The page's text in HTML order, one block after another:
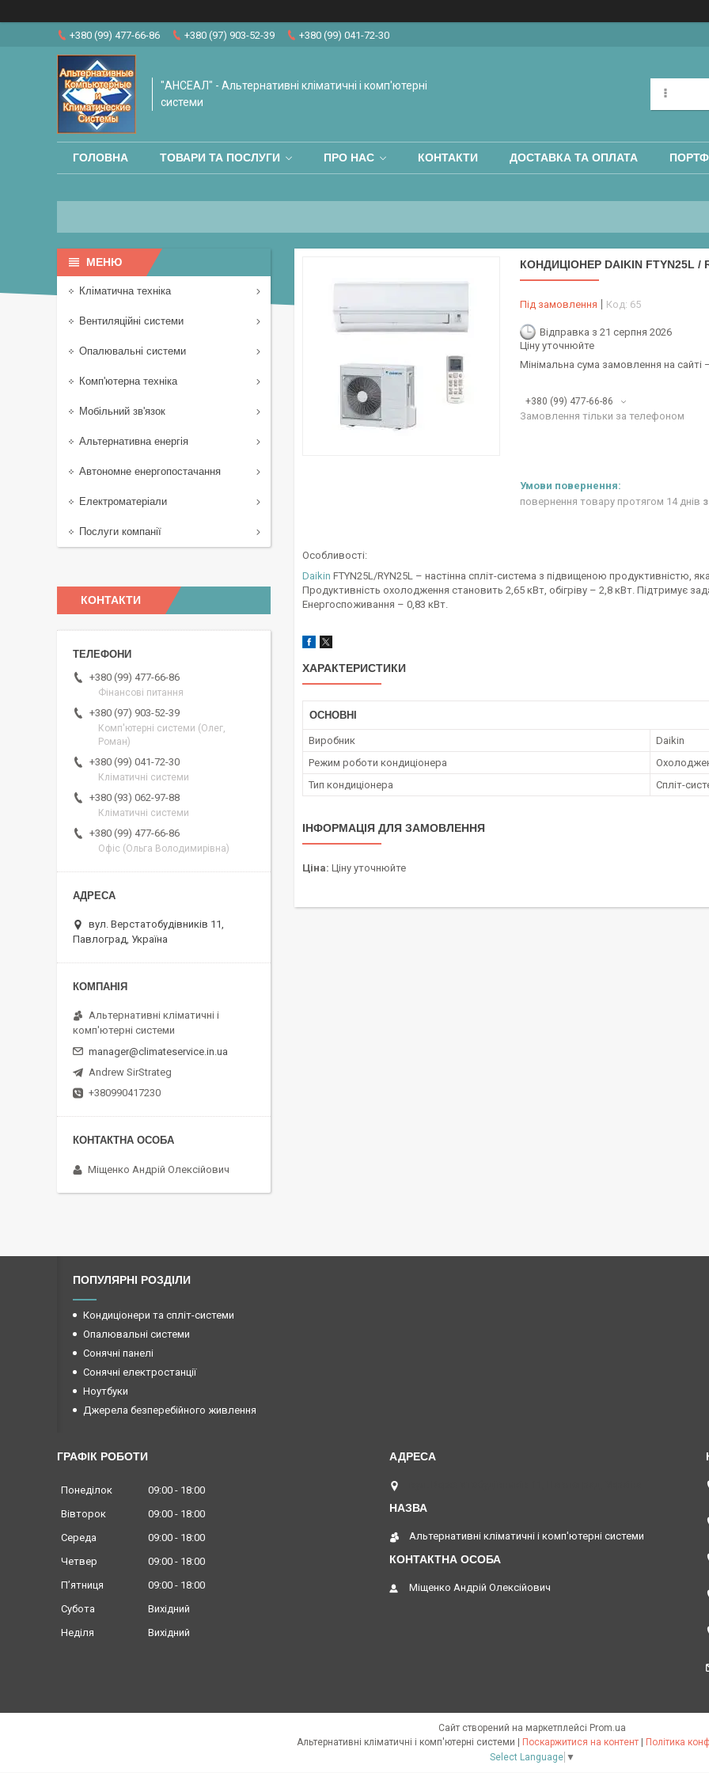
+380 (99) 477-66-86 +380 (97) 903-52-39 +380 (99) 041-72-30
"АНСЕАЛ" - Альтернативні кліматичні і комп'ютерні
системи
ГОЛОВНА ТОВАРИ ТА ПОСЛУГИ ПРО НАС КОНТАКТИ ДОСТАВКА ТА ОПЛАТА
КОНДИЦІОНЕР DAIKIN FTYN25L /
Під замовлення Код: 65
Відправка з 21 серпня 2026
Ціну уточнюйте
Мінімальна сума замовлення на сайті
+380 (99) 477-66-86
Замовлення тільки за телефоном
повернення товару протягом 14 днів
Особливості:
Daikin FTYN25L/RYN25L – настінна спліт-система з підвищеною продуктивністю,
Продуктивність охолодження становить 2,65 кВт, обігріву – 2,8 кВт. Підтримує
Енергоспоживання – 0,83 кВт.
ХАРАКТЕРИСТИКИ
ОСНОВНІ
Виробник
Daikin
Режим роботи кондиціонера
Тип кондиціонера
Спліт-
ІНФОРМАЦІЯ ДЛЯ ЗАМОВЛЕННЯ
Ціна: Ціну уточнюйте
Кліматична техніка
Вентиляційні системи
Опалювальні системи
Комп'ютерна техніка
Мобільний зв'язок
Альтернативна енергія
Автономне енергопостачання
Електроматеріали
Послуги компанії
КОНТАКТИ
+380 (99) 477-66-86
Фінансові питання
+380 (97) 903-52-39
Комп'ютерні системи (Олег,
Роман)
+380 (99) 041-72-30
Кліматичні системи
+380 (93) 062-97-88
Кліматичні системи
+380 (99) 477-66-86
Офіс (Ольга Володимирівна)
вул. Верстатобудівників 11,
Павлоград, Україна
Альтернативні кліматичні і
комп'ютерні системи
manager@climateservice.in.ua
Andrew SirStrateg
+380990417230
Міщенко Андрій Олексійович
ПОПУЛЯРНІ РОЗДІЛИ
Кондиціонери та спліт-системи
Опалювальні системи
Сонячні панелі
Сонячні електростанції
Ноутбуки
Джерела безперебійного живлення
ГРАФІК РОБОТИ
Понеділок 09:00
18:00
Вівторок
09:00
18:00
Середа
09:00
18:00
Четвер
09:00
18:00
Пʼятниця
09:00
18:00
Субота
Вихідний
Неділя
Вихідний
Альтернативні кліматичні і комп'ютерні системи
Міщенко Андрій Олексійович
Сайт створений на маркетплейсі Prom.ua
Поскаржитися на контент
Політика
Select Language ▼